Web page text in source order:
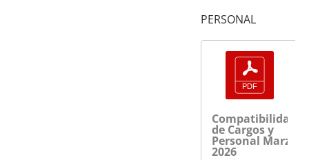
PERSONAL
Compatibilidades
de Cargos y
Personal Marzo
2026